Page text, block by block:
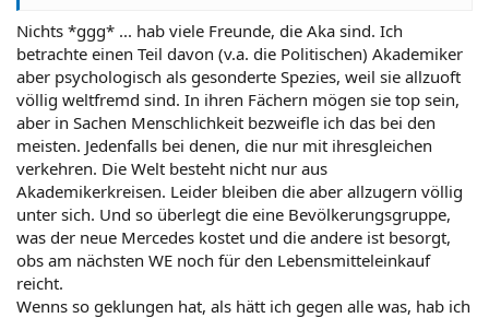
Nichts *ggg* ... hab viele Freunde, die Aka sind. Ich
betrachte einen Teil davon (v.a. die Politischen) Akademiker
aber psychologisch als gesonderte Spezies, weil sie allzuoft
völlig weltfremd sind. In ihren Fächern mögen sie top sein,
aber in Sachen Menschlichkeit bezweifle ich das bei den
meisten. Jedenfalls bei denen, die nur mit ihresgleichen
verkehren. Die Welt besteht nicht nur aus
Akademikerkreisen. Leider bleiben die aber allzugern völlig
unter sich. Und so überlegt die eine Bevölkerungsgruppe,
was der neue Mercedes kostet und die andere ist besorgt,
obs am nächsten WE noch für den Lebensmitteleinkauf
reicht.
Wenns so geklungen hat, als hätt ich gegen alle was, hab ich